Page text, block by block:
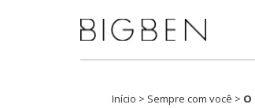
Início > Sempre com você >